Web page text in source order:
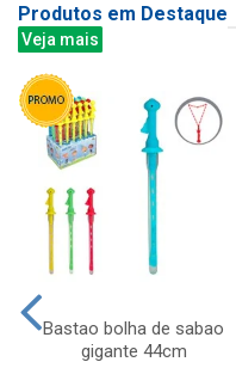
Produtos em Destaque
Veja mais
Bastao bolha de sabao
gigante 44cm